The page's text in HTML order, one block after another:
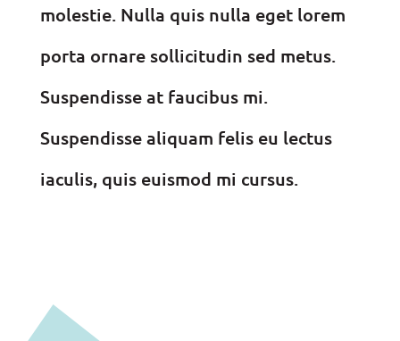
molestie. Nulla quis nulla eget lorem
porta ornare sollicitudin sed metus.
Suspendisse at faucibus mi.
Suspendisse aliquam felis eu lectus
iaculis, quis euismod mi cursus.